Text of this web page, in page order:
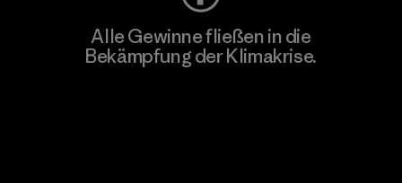
Alle Gewinne fließen in die
Bekämpfung der Klimakrise.